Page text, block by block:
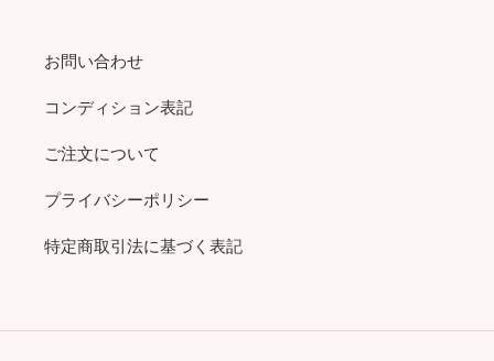
お問い合わせ
コンディション表記
ご注文について
プライバシーポリシー
特定商取引法に基づく表記